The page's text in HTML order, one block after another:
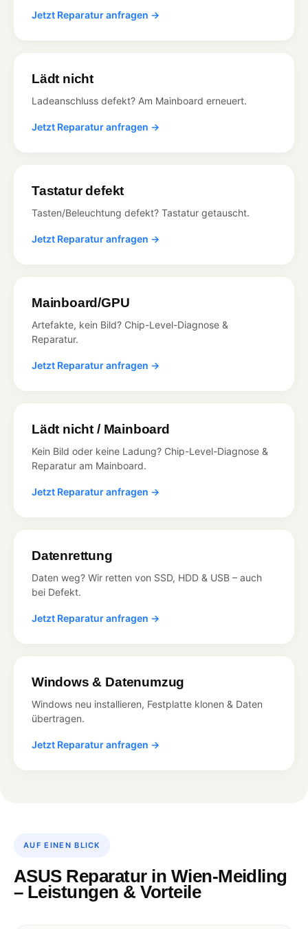
Jetzt Reparatur anfragen →
Lädt nicht
Ladeanschluss defekt? Am Mainboard erneuert.
Jetzt Reparatur anfragen →
Tastatur defekt
Tasten/Beleuchtung defekt? Tastatur getauscht.
Jetzt Reparatur anfragen →
Mainboard/GPU
Artefakte, kein Bild? Chip-Level-Diagnose &
Reparatur.
Jetzt Reparatur anfragen →
Lädt nicht / Mainboard
Kein Bild oder keine Ladung? Chip-Level-Diagnose &
Reparatur am Mainboard.
Jetzt Reparatur anfragen →
Datenrettung
Daten weg? Wir retten von SSD, HDD & USB – auch
bei Defekt.
Jetzt Reparatur anfragen →
Windows & Datenumzug
Windows neu installieren, Festplatte klonen & Daten
übertragen.
Jetzt Reparatur anfragen →
AUF EINEN BLICK
ASUS Reparatur in Wien-Meidling
– Leistungen & Vorteile